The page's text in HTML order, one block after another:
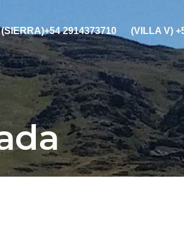
(SIERRA)+54 2914373710 (VILLA V)